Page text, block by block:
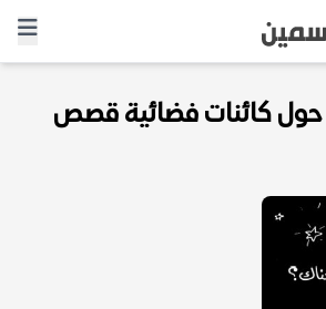
حول كائنات فضائية قصص